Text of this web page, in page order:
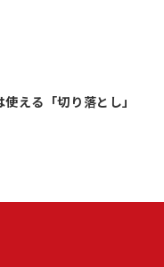
える「切り落とし」